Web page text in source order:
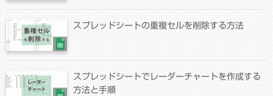
スプレッドシートの重複セルを削除する方法
スプレッドシートでレーダーチャートを作成する
方法と手順